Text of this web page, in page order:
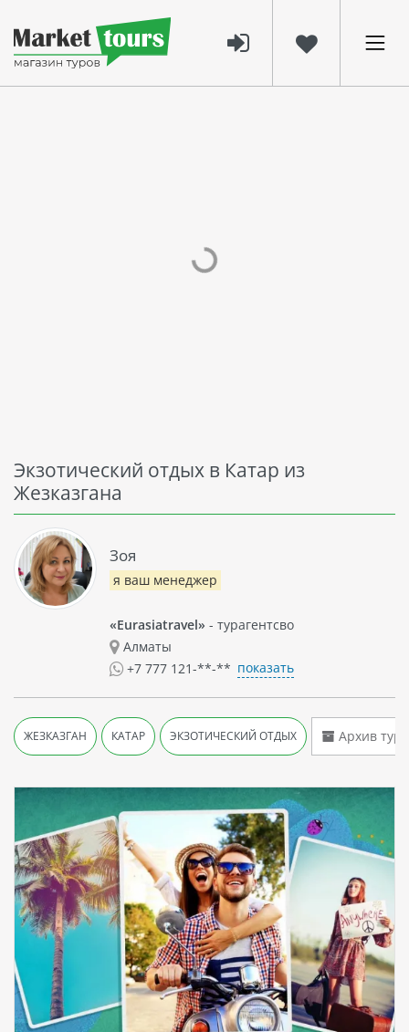
Экзотический отдых в Катар из
Жезказгана
Зоя
я ваш менеджер
«Eurasiatravel» - турагентсво
Алматы
+7 777 121-**-** показать
ЖЕЗКАЗГАН КАТАР ЭКЗОТИЧЕСКИЙ ОТДЫХ Архив